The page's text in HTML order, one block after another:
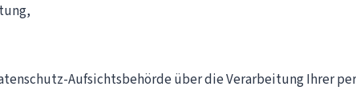
Aufsichtsbehörde über die Verarbeitung Ihrer